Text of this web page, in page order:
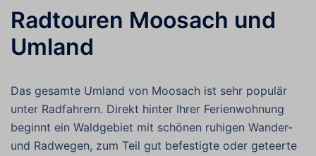
Radtouren Moosach und
Umland
Das gesamte Umland von Moosach ist sehr populär
unter Radfahrern. Direkt hinter Ihrer Ferienwohnung
beginnt ein Waldgebiet mit schönen ruhigen Wander-
und Radwegen, zum Teil gut befestigte oder geteerte